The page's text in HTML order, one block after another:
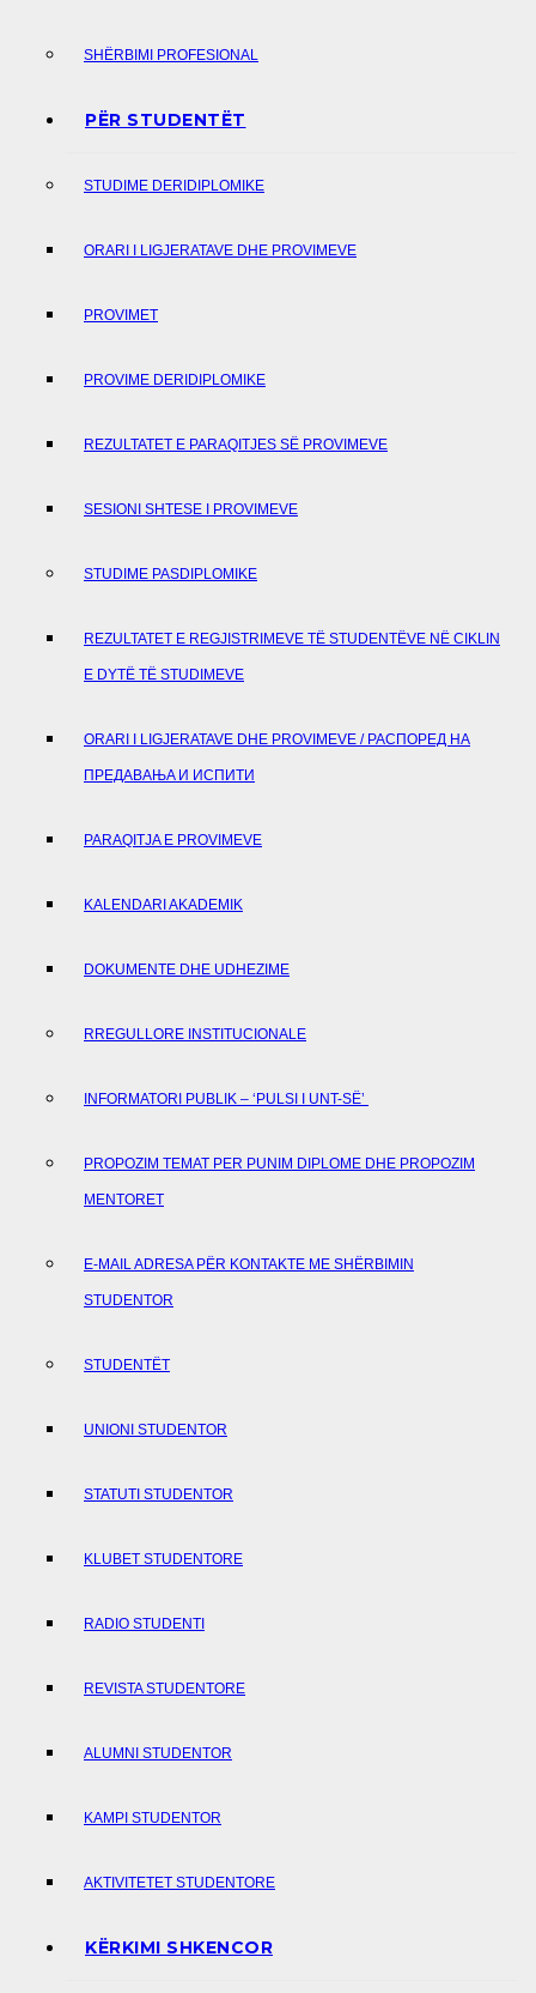
SHËRBIMI PROFESIONAL
PËR STUDENTËT
STUDIME DERIDIPLOMIKE
ORARI I LIGJERATAVE DHE PROVIMEVE
PROVIMET
PROVIME DERIDIPLOMIKE
REZULTATET E PARAQITJES SË PROVIMEVE
SESIONI SHTESE I PROVIMEVE
STUDIME PASDIPLOMIKE
REZULTATET E REGJISTRIMEVE TË STUDENTËVE NË CIKLIN
E DYTË TË STUDIMEVE
ORARI I LIGJERATAVE DHE PROVIMEVE / РАСПОРЕД НА
ПРЕДАВАЊA И ИСПИТИ
PARAQITJA E PROVIMEVE
KALENDARI AKADEMIK
DOKUMENTE DHE UDHEZIME
RREGULLORE INSTITUCIONALE
INFORMATORI PUBLIK – ‘PULSI I UNT-SË’
PROPOZIM TEMAT PER PUNIM DIPLOME DHE PROPOZIM
MENTORET
E-MAIL ADRESA PËR KONTAKTE ME SHËRBIMIN
STUDENTOR
STUDENTËT
UNIONI STUDENTOR
STATUTI STUDENTOR
KLUBET STUDENTORE
RADIO STUDENTI
REVISTA STUDENTORE
ALUMNI STUDENTOR
KAMPI STUDENTOR
AKTIVITETET STUDENTORE
KËRKIMI SHKENCOR